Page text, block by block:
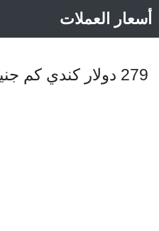
أسعار العملات
279 دولار كندي كم جنيه مصري